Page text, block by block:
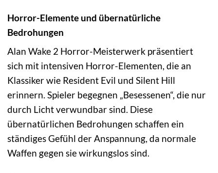
Horror-Elemente und übernatürliche
Bedrohungen
Alan Wake 2 Horror-Meisterwerk präsentiert
sich mit intensiven Horror-Elementen, die an
Klassiker wie Resident Evil und Silent Hill
erinnern. Spieler begegnen „Besessenen“, die nur
durch Licht verwundbar sind. Diese
übernatürlichen Bedrohungen schaffen ein
ständiges Gefühl der Anspannung, da normale
Waffen gegen sie wirkungslos sind.